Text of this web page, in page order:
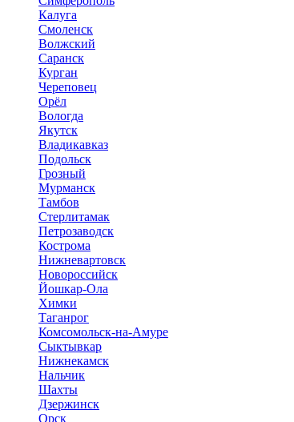
Калуга
Смоленск
Волжский
Саранск
Курган
Череповец
Орёл
Вологда
Якутск
Владикавказ
Подольск
Грозный
Мурманск
Тамбов
Стерлитамак
Петрозаводск
Кострома
Нижневартовск
Новороссийск
Йошкар-Ола
Химки
Таганрог
Комсомольск-на-Амуре
Сыктывкар
Нижнекамск
Нальчик
Шахты
Дзержинск
Орск